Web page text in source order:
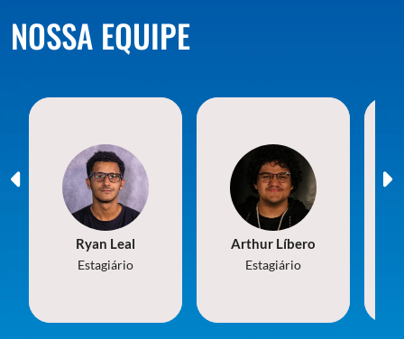
NOSSA EQUIPE
Ryan Leal
Estagiário
Arthur Líbero
Estagiário